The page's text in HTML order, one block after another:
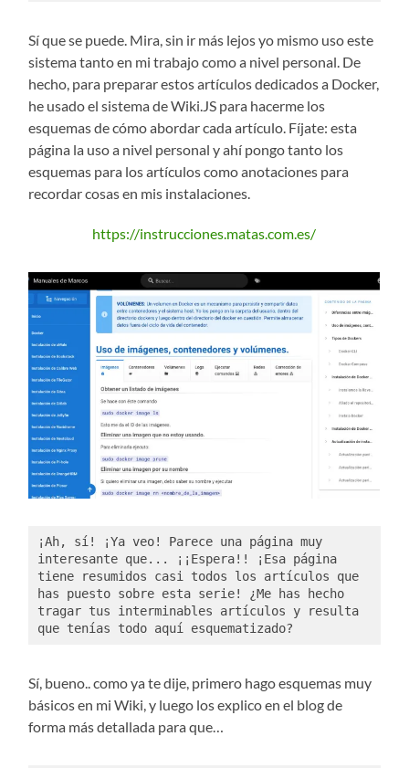
Sí que se puede. Mira, sin ir más lejos yo mismo uso este
sistema tanto en mi trabajo como a nivel personal. De
hecho, para preparar estos artículos dedicados a Docker,
he usado el sistema de Wiki.JS para hacerme los
esquemas de cómo abordar cada artículo. Fíjate: esta
página la uso a nivel personal y ahí pongo tanto los
esquemas para los artículos como anotaciones para
recordar cosas en mis instalaciones.
https://instrucciones.matas.com.es/
¡Ah, sí! ¡Ya veo! Parece una página muy
interesante que... ¡¡Espera!! ¡Esa página
tiene resumidos casi todos los artículos que
has puesto sobre esta serie! ¿Me has hecho
tragar tus interminables artículos y resulta
que tenías todo aquí esquematizado?
Sí, bueno.. como ya te dije, primero hago esquemas muy
básicos en mi Wiki, y luego los explico en el blog de
forma más detallada para que…